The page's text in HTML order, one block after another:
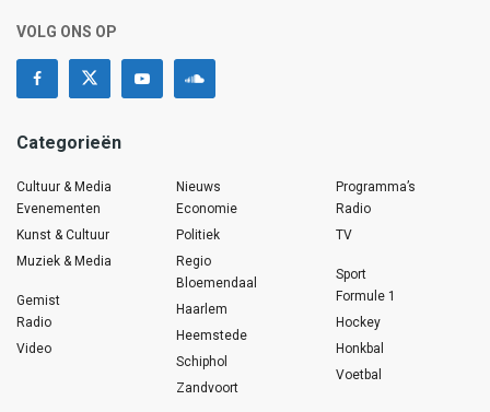
VOLG ONS OP
Categorieën
Cultuur & Media
Evenementen
Kunst & Cultuur
Muziek & Media
Gemist
Radio
Video
Nieuws
Economie
Politiek
Regio
Bloemendaal
Haarlem
Heemstede
Schiphol
Zandvoort
Programma’s
Radio
TV
Sport
Formule 1
Hockey
Honkbal
Voetbal